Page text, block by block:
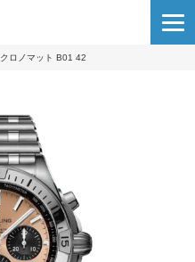
クロノマット B01 42